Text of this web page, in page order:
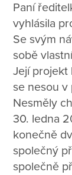
Paní
vyhlásila
Se svým
sobě
Její projekt
se nesou
Nesměly
30. ledna
konečně
společný
společně